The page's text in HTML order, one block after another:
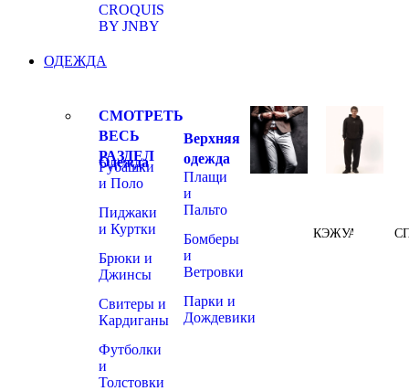
CROQUIS
BY JNBY
ОДЕЖДА
СМОТРЕТЬ
ВЕСЬ
РАЗДЕЛ
Одежда
Рубашки
и Поло
Пиджаки
и Куртки
Брюки и
Джинсы
Свитеры и
Кардиганы
Футболки
и
Толстовки
Верхняя
одежда
Плащи
и
Пальто
Бомберы
и
Ветровки
Парки и
Дождевики
КЭЖУАЛ